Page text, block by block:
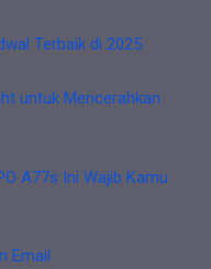
Terbaik di 2025
untuk Mencerahkan
A77s Ini Wajib Kamu
Email